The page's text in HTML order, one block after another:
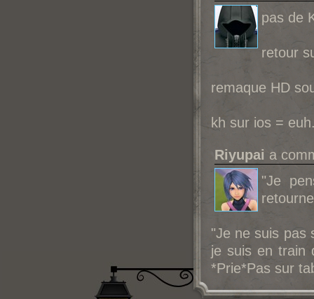
pas de
retour
remaque HD
kh sur ios =
Riyupai a
"Je
"Je ne suis pas
je suis en train
*Prie*Pas sur